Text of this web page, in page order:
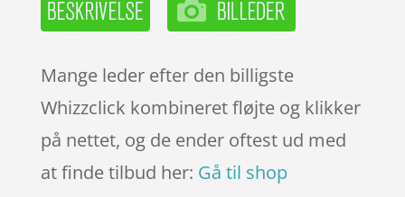
Mange leder efter den billigste
Whizzclick kombineret fløjte og klikker
på nettet, og de ender oftest ud med
at finde tilbud her: Gå til shop